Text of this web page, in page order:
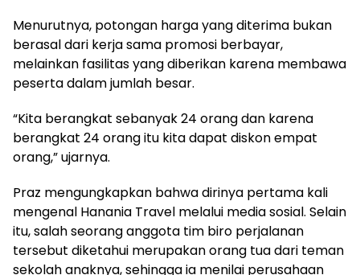
Menurutnya, potongan harga yang diterima bukan
berasal dari kerja sama promosi berbayar,
melainkan fasilitas yang diberikan karena membawa
peserta dalam jumlah besar.
“Kita berangkat sebanyak 24 orang dan karena
berangkat 24 orang itu kita dapat diskon empat
orang,” ujarnya.
Praz mengungkapkan bahwa dirinya pertama kali
mengenal Hanania Travel melalui media sosial. Selain
itu, salah seorang anggota tim biro perjalanan
tersebut diketahui merupakan orang tua dari teman
sekolah anaknya, sehingga ia menilai perusahaan